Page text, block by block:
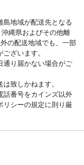
島地域が配送先となる
縄県およびその他離
の配送地域でも、一部
ざいます。
通り届かない場合がご
致しかねます。
話番号をカインズ以外
リシーの規定に則り厳